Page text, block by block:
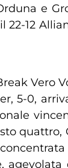
e
12
Vero
5-0,